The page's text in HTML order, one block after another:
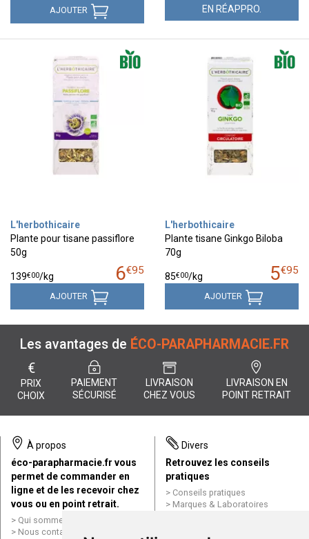
AJOUTER
EN RÉAPPRO.
L'herbothicaire
Plante pour tisane passiflore
50g
6€95
139€00/kg
AJOUTER
L'herbothicaire
Plante tisane Ginkgo Biloba
70g
5€95
85€00/kg
AJOUTER
Les avantages de ÉCO-PARAPHARMACIE.FR
€
PRIX
CHOIX
PAIEMENT
SÉCURISÉ
LIVRAISON
CHEZ VOUS
LIVRAISON EN
POINT RETRAIT
À propos
éco-parapharmacie.fr vous
permet de commander en
ligne et de les recevoir chez
vous ou en point retrait.
Qui sommes nous ?
Nous contacter par e-mail
Divers
Retrouvez les conseils
pratiques
Conseils pratiques
Marques & Laboratoires